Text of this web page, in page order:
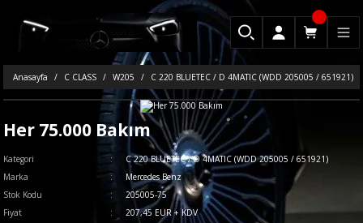
Anasayfa C CLASS W205 C 220 BLUETEC / D 4MATIC (WDD 205005 / 651921)
Her 75.000 Bakım
Kategori
C 220 BLUETEC / D 4MATIC (WDD 205005 / 651921)
Marka
Mercedes Benz
Stok Kodu
205005-75
Fiyat
207,45 EUR + KDV